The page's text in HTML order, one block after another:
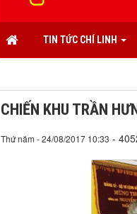
TIN TỨC CHÍ LINH
CHIẾN KHU TRẦN
Thứ năm - 24/08/2017 10:33 -